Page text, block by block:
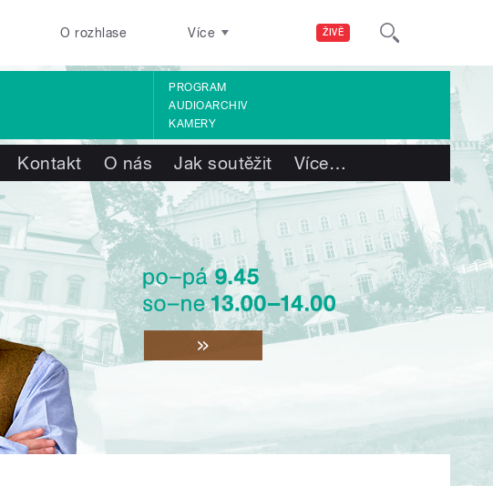
ŽIVĚ
O rozhlase Více
PROGRAM
AUDIOARCHIV
KAMERY
Kontakt O nás Jak soutěžit Více…